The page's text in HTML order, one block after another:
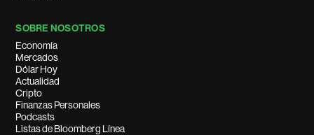
SOBRE NOSOTROS
Economía
Mercados
Dólar Hoy
Actualidad
Cripto
Finanzas Personales
Podcasts
Listas de Bloomberg Línea